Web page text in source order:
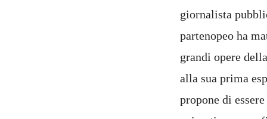
giornalista
partenopeo ha
grandi opere
alla sua prima
propone di